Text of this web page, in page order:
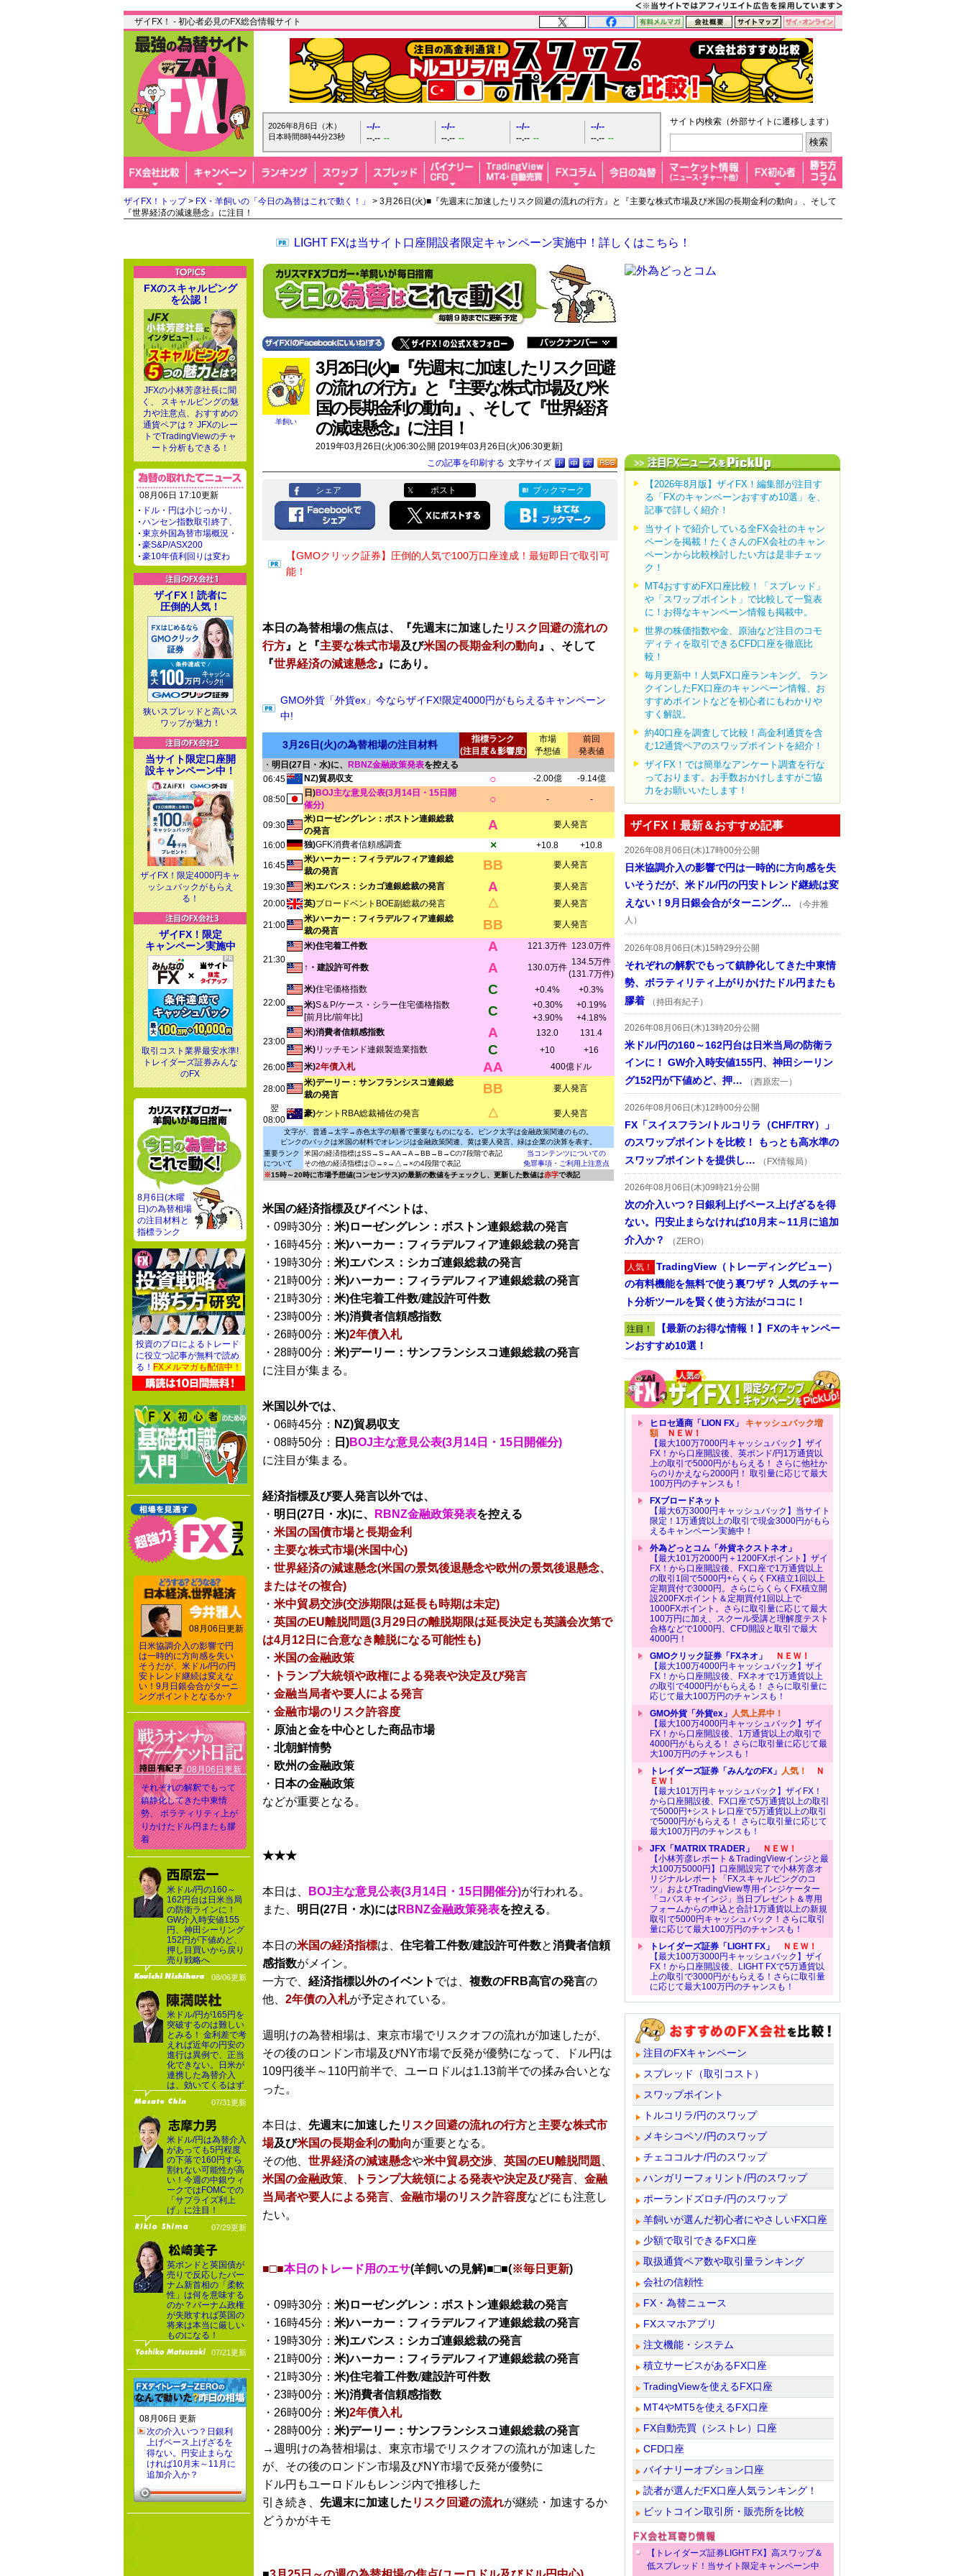
ザイFX！ - 初心者必見のFX総合情報サイト
2026年8月6日（木）
日本時間8時44分24秒
--/--
--.-- --
--/--
--.-- --
--/--
--.-- --
--/--
--.-- --
サイト内検索（外部サイトに遷移します）
ザイFX！トップ> FX・羊飼いの「今日の為替はこれで動く！」
> 3月26日(火)■『先週末に加速したリスク回避の流れの行方』と『主要な株式市場及び米国の長期金利の動向』、そして
『世界経済の減速懸念』に注目！
LIGHT FXは当サイト口座開設者限定キャンペーン実施中！詳しくはこちら！
羊飼い
3月26日(火)■『先週末に加速したリスク回避
の流れの行方』と『主要な株式市場及び米
国の長期金利の動向』、そして『世界経済
の減速懸念』に注目！
2019年03月26日(火)06:30公開 [2019年03月26日(火)06:30更新]
文字サイズ
この記事を印刷する
シェア ポスト ブックマーク
【GMOクリック証券】圧倒的人気で100万口座達成！最短即日で取引可
能！
本日の為替相場の焦点は、『先週末に加速した リスク回避の流れの
行方 』と『主要な株式市場及び米国の長期金利の動向 』、そして
『世界経済の減速懸念 』にあり。
GMO外貨「外貨ex」今ならザイFX!限定4000円がもらえるキャンペーン
中!
3月26日(火)の為替相場の注目材料
指標ランク
(注目度＆影響度)
市場
予想値
前回
発表値
・ 明日(27日・水)に、 RBNZ金融政策発表を控える
06:45
NZ)貿易収支 ○ -2.00億 -9.14億
08:50
日)BOJ主な意見公表(3月14日・15日開
催分)
○ - -
09:30
米)ローゼングレン：ボストン連銀総裁
の発言
A 要人発言
16:00 独)GFK消費者信頼感調査 × +10.8
+10.8
16:45
米)ハーカー：フィラデルフィア連銀総
裁の発言
BB 要人発言
19:30 米)エバンス：シカゴ連銀総裁の発言 A
要人発言
20:00
英)ブロードベントBOE副総裁の発言 △ 要人発言
21:00
米)ハーカー：フィラデルフィア連銀総
裁の発言
BB 要人発言
21:30
米)住宅着工件数 A 121.3万件 123.0万件
↑・建設許可件数 A 130.0万件
134.5万件
(131.7万件)
22:00
米)住宅価格指数 C +0.4%
+0.3%
米)S＆P/ケース・シラー住宅価格指数
[前月比/前年比]
C +0.30%
+0.19%
+3.90%
+4.18%
23:00
米)消費者信頼感指数 A 132.0
131.4
米)リッチモンド連銀製造業指数 C +10
+16
26:00
米)2年債入札 AA 400億ドル
28:00
米)デーリー：サンフランシスコ連銀総
裁の発言
BB
要人発言
翌
08:00
豪)ケントRBA総裁補佐の発言 △ 要人発言
文字が、普通→太字→赤色太字の順番で重要なものになる。ピンク太字は金融政策関連のもの。
ピンクのバックは米国の材料でオレンジは金融政策関連、黄は要人発言、緑は企業の決算を表す。
重要ランク
について
米国の経済指標はSS→S→AA→A→BB→B→Cの7段階で表記
その他の経済指標は◎→○→△→×の4段階で表記
当コンテンツについての
免罪事項・ご利用上注意点
※15時～20時に市場予想値(コンセンサス)の最新の数値をチェックし、更新した数値は赤字で表記
米国の経済指標及びイベントは、
・09時30分： 米)ローゼングレン：ボストン連銀総裁の発言
・16時45分： 米)ハーカー：フィラデルフィア連銀総裁の発言
・19時30分： 米)エバンス：シカゴ連銀総裁の発言
・21時00分： 米)ハーカー：フィラデルフィア連銀総裁の発言
・21時30分： 米)住宅着工件数/建設許可件数
・23時00分： 米)消費者信頼感指数
・26時00分： 米)2年債入札
・28時00分： 米)デーリー：サンフランシスコ連銀総裁の発言
に注目が集まる。
米国以外では、
・06時45分： NZ)貿易収支
・08時50分：
日)BOJ主な意見公表(3月14日・15日開催分)
に注目が集まる。
経済指標及び要人発言以外では、
・ 明日(27日・水)に、 RBNZ金融政策発表を控える
・ 米国の国債市場と長期金利
・ 主要な株式市場(米国中心)
・ 世界経済の減速懸念(米国の景気後退懸念や欧州の景気後退懸念、
またはその複合)
・ 米中貿易交渉(交渉期限は延長も時期は未定)
・ 英国のEU離脱問題(3月29日の離脱期限は延長決定も英議会次第で
は4月12日に合意なき離脱になる可能性も)
・ 米国の金融政策
・
トランプ大統領や政権による発表や決定及び発言
・ 金融当局者や要人による発言
・ 金融市場のリスク許容度
・ 原油と金を中心とした商品市場
・ 北朝鮮情勢
・ 欧州の金融政策
・ 日本の金融政策
などが重要となる。
★★★
本日は、 BOJ主な意見公表(3月14日・15日開催分)が行われる。
また、 明日(27日・水)には RBNZ金融政策発表を控える。
本日の米国の経済指標は、 住宅着工件数/建設許可件数と消費者信頼
感指数がメイン。
一方で、 経済指標以外のイベント では、 複数のFRB高官の発言の
他、 2年債の入札が予定されている。
週明けの為替相場は、東京市場でリスクオフの流れが加速したが、
その後のロンドン市場及びNY市場で反発が優勢になって、ドル円は
109円後半～110円前半で、ユーロドルは1.13前半での揉み合いとな
った。
本日は、 先週末に加速した リスク回避の流れの行方と 主要な株式市
場及び米国の長期金利の動向が重要となる。
その他、 世界経済の減速懸念や米中貿易交渉、 英国のEU離脱問題
米国の金融政策
トランプ大統領による発表や決定及び発言
金融
当局者や要人による発言
金融市場のリスク許容度などにも注意し
たい。
■□■本日のトレード用のエサ(羊飼いの見解)■□■(※毎日更新)
・09時30分： 米)ローゼングレン：ボストン連銀総裁の発言
・16時45分： 米)ハーカー：フィラデルフィア連銀総裁の発言
・19時30分： 米)エバンス：シカゴ連銀総裁の発言
・21時00分： 米)ハーカー：フィラデルフィア連銀総裁の発言
・21時30分： 米)住宅着工件数/建設許可件数
・23時00分： 米)消費者信頼感指数
・26時00分： 米)2年債入札
・28時00分： 米)デーリー：サンフランシスコ連銀総裁の発言
→週明けの為替相場は、東京市場でリスクオフの流れが加速した
が、その後のロンドン市場及びNY市場で反発が優勢に
ドル円もユーロドルもレンジ内で推移した
引き続き、 先週末に加速した リスク回避の流れが継続・加速するか
どうかがキモ
【2026年8月版】ザイFX！編集部が注目す
る「FXのキャンペーンおすすめ10選」を、
記事で詳しく紹介！
当サイトで紹介している全FX会社のキャン
ペーンを掲載！たくさんのFX会社のキャン
ペーンから比較検討したい方は是非チェッ
ク！
MT4おすすめFX口座比較！「スプレッド」
や「スワップポイント」で比較して一覧表
に！お得なキャンペーン情報も掲載中。
世界の株価指数や金、原油など注目のコモ
ディティを取引できるCFD口座を徹底比
較！
毎月更新中！人気FX口座ランキング。 ラン
クインしたFX口座のキャンペーン情報、お
すすめポイントなどを初心者にもわかりや
すく解説。
約40口座を調査して比較！高金利通貨を含
む12通貨ペアのスワップポイントを紹介！
ザイFX！では簡単なアンケート調査を行な
っております。お手数おかけしますがご協
力をお願いいたします！
ザイFX！最新＆おすすめ記事
2026年08月06日(木)17時00分公開
日米協調介入の影響で円は一時的に方向感を失
いそうだが、米ドル/円の円安トレンド継続は変
えない！9月日銀会合がターニング…
（今井雅
人）
2026年08月06日(木)15時29分公開
それぞれの解釈でもって鎮静化してきた中東情
勢、ボラティリティ上がりかけたドル円またも
膠着
（持田有紀子）
2026年08月06日(木)13時20分公開
米ドル/円の160～162円台は日米当局の防衛ラ
インに！ GW介入時安値155円、神田シーリン
グ152円が下値めど、押…
（西原宏一）
2026年08月06日(木)12時00分公開
FX「スイスフラン/トルコリラ（CHF/TRY）」
のスワップポイントを比較！ もっとも高水準の
スワップポイントを提供し…
（FX情報局）
2026年08月06日(木)09時21分公開
次の介入いつ？日銀利上げペース上げざるを得
ない。円安止まらなければ10月末～11月に追加
介入か？
（ZERO）
人気！ TradingView（トレーディングビュー）
の有料機能を無料で使う裏ワザ？ 人気のチャー
ト分析ツールを賢く使う方法がココに！
注目！ 【最新のお得な情報！】FXのキャンペー
ンおすすめ10選！
ヒロセ通商「LION FX」 キャッシュバック増
額ＮＥＷ！
【最大100万7000円キャッシュバック】ザイ
FX！から口座開設後、英ポンド/円1万通貨以
上の取引で5000円がもらえる！ さらに他社か
らのりかえなら2000円！ 取引量に応じて最大
100万円のチャンスも！
FXブロードネット
【最大6万3000円キャッシュバック】当サイト
限定！1万通貨以上の取引で現金3000円がもら
えるキャンペーン実施中！
外為どっとコム「外貨ネクストネオ」
【最大101万2000円＋1200FXポイント】ザイ
FX！から口座開設後、FX口座で1万通貨以上
の取引1回で5000円+らくらくFX積立1回以上
定期買付で3000円。さらにらくらくFX積立開
設200FXポイント＆定期買付1回以上で
1000FXポイント。さらに取引量に応じて最大
100万円に加え、スクール受講と理解度テスト
合格などで1000円、CFD開設と取引で最大
4000円！
GMOクリック証券「FXネオ」
ＮＥＷ！
【最大100万4000円キャッシュバック】ザイ
FX！から口座開設後、FXネオで1万通貨以上
の取引で4000円がもらえる！ さらに取引量に
応じて最大100万円のチャンスも！
GMO外貨「外貨ex」 人気上昇中！
【最大100万4000円キャッシュバック】ザイ
FX！から口座開設後、1万通貨以上の取引で
4000円がもらえる！ さらに取引量に応じて最
大100万円のチャンスも！
トレイダーズ証券「みんなのFX」 人気！
Ｎ
ＥＷ！
【最大101万円キャッシュバック】ザイFX！
から口座開設後、FX口座で5万通貨以上の取引
で5000円+シストレ口座で5万通貨以上の取引
で5000円がもらえる！ さらに取引量に応じて
最大100万円のチャンスも！
JFX「MATRIX TRADER」
ＮＥＷ！
【小林芳彦レポート＆TradingViewインジと最
大100万5000円】口座開設完了で小林芳彦オ
リジナルレポート「FXスキャルピングのコ
ツ」およびTradingView専用インジケーター
「コバスキャインジ」当日プレゼント＆専用
フォームからの申込と合計1万通貨以上の新規
取引で5000円キャッシュバック！さらに取引
量に応じて最大100万円のチャンスも！
トレイダーズ証券「LIGHT FX」
ＮＥＷ！
【最大100万3000円キャッシュバック】ザイ
FX！から口座開設後、LIGHT FXで5万通貨以
上の取引で3000円がもらえる！さらに取引量
に応じて最大100万円のチャンスも！
注目のFXキャンペーン
スプレッド（取引コスト）
スワップポイント
トルコリラ/円のスワップ
メキシコペソ/円のスワップ
チェココルナ/円のスワップ
ハンガリーフォリント/円のスワップ
ポーランドズロチ/円のスワップ
羊飼いが選んだ初心者にやさしいFX口座
少額で取引できるFX口座
取扱通貨ペア数や取引量ランキング
会社の信頼性
FX・為替ニュース
FXスマホアプリ
注文機能・システム
積立サービスがあるFX口座
TradingViewを使えるFX口座
MT4やMT5を使えるFX口座
FX自動売買（シストレ）口座
CFD口座
バイナリーオプション口座
読者が選んだFX口座人気ランキング！
ビットコイン取引所・販売所を比較
【トレイダーズ証券LIGHT FX】高スワップ＆
低スプレッド！当サイト限定キャンペーン中
FXのスキャルピング
を公認！
JFXの小林芳彦社長に聞
く、 スキャルピングの魅
力や注意点、おすすめの
通貨ペアは？ JFXのレー
トでTradingViewのチャ
ート分析もできる！
08月06日 17:10更新
ドル・円は小じっかり、
ハンセン指数取引終了、
東京外国為替市場概況・
豪S&P/ASX200
豪10年債利回りは変わ
ザイFX！読者に
圧倒的人気！
狭いスプレッドと高いス
ワップが魅力！
当サイト限定口座開
設キャンペーン中！
ザイFX！限定4000円キャ
ッシュバックがもらえ
る！
ザイFX！限定
キャンペーン実施中
取引コスト業界最安水準!
トレイダーズ証券みんな
のFX
8月6日(木曜
日)の為替相場
の注目材料と
指標ランク
投資のプロによるトレード
に役立つ記事が無料で読め
る！ FXメルマガも配信中！
08月06日更新
日米協調介入の影響で円
は一時的に方向感を失い
そうだが、米ドル/円の円
安トレンド継続は変えな
い！9月日銀会合がターニ
ングポイントとなるか？
08月06日更新
それぞれの解釈でもって
鎮静化してきた中東情
勢、 ボラティリティ上が
りかけたドル円またも膠
着
米ドル/円の160～
162円台は日米当局
の防衛ラインに！
GW介入時安値155
円、神田シーリング
152円が下値めど、
押し目買いから戻り
売り戦略へ
08/06更新
米ドル/円が165円を
突破するのは難しい
とみる！ 金利差で考
えれば近年の円安の
進行は異例で、正当
化できない。日米が
連携した為替介入
は、効いてくるはず
07/31更新
米ドル/円は為替介入
があっても5円程度
の下落で160円すら
割れない可能性が高
い！今週の中銀ウィ
ークではFOMCでの
「サプライズ利上
げ」に注目！
07/29更新
英ポンドと英国債が
売りで反応したバー
ナム新首相の「柔軟
性」は何を意味する
のか？バーナム政権
が失敗すれば英国の
将来は本当に厳しい
ものになる！
07/21更新
08月06日 更新
次の介入いつ？日銀利
上げペース上げざるを
得ない。円安止まらな
ければ10月末～11月に
追加介入か？